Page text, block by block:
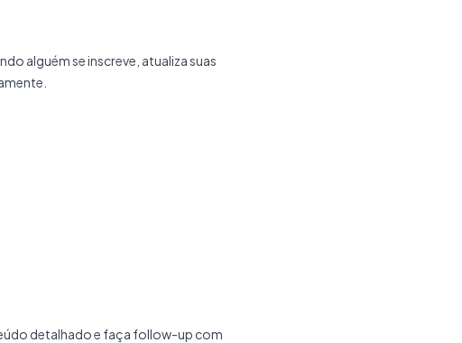
alguém se inscreve, atualiza suas
detalhado e faça follow-up com